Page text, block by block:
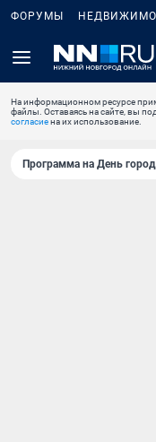
ФОРУМЫ
На информационном ресурсе
файлы. Оставаясь на сайте, вы
согласиена их использование.
Программа на День